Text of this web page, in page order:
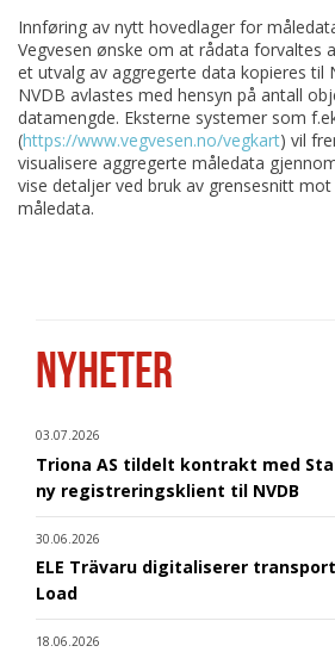
Innføring av nytt hovedlager for
Vegvesen ønske om at rådata forvaltes
et utvalg av aggregerte data kopieres til
NVDB avlastes med hensyn på antall
datamengde. Eksterne systemer som
(https://www.vegvesen.no/vegkart) vil
visualisere aggregerte måledata
vise detaljer ved bruk av grensesnitt
måledata.
NYHETER
03.07.2026
Triona AS tildelt kontrakt med
ny registreringsklient til NVDB
30.06.2026
ELE Trävaru digitaliserer
Load
18.06.2026